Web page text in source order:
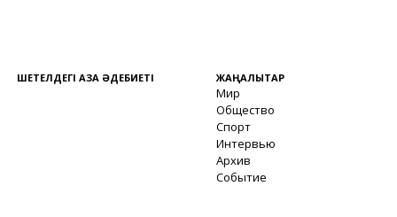
ШЕТЕЛДЕГІ ҚАЗАҚ ӘДЕБИЕТІ ЖАҢАЛЫҚТАР
Мир
Общество
Спорт
Интервью
Архив
Событие